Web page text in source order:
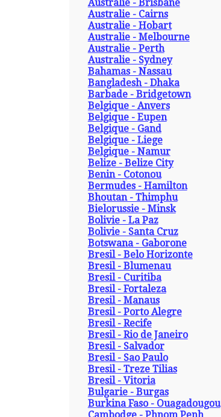
Australie - Brisbane
Australie - Cairns
Australie - Hobart
Australie - Melbourne
Australie - Perth
Australie - Sydney
Bahamas - Nassau
Bangladesh - Dhaka
Barbade - Bridgetown
Belgique - Anvers
Belgique - Eupen
Belgique - Gand
Belgique - Liege
Belgique - Namur
Belize - Belize City
Benin - Cotonou
Bermudes - Hamilton
Bhoutan - Thimphu
Bielorussie - Minsk
Bolivie - La Paz
Bolivie - Santa Cruz
Botswana - Gaborone
Bresil - Belo Horizonte
Bresil - Blumenau
Bresil - Curitiba
Bresil - Fortaleza
Bresil - Manaus
Bresil - Porto Alegre
Bresil - Recife
Bresil - Rio de Janeiro
Bresil - Salvador
Bresil - Sao Paulo
Bresil - Treze Tilias
Bresil - Vitoria
Bulgarie - Burgas
Burkina Faso - Ouagadougou